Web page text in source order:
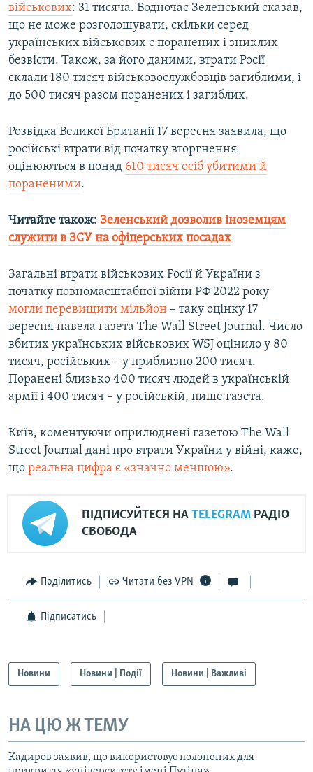
військових: 31 тисяча. Водночас Зеленський сказав,
що не може розголошувати, скільки серед
українських військових є поранених і зниклих
безвісти. Також, за його даними, втрати Росії
склали 180 тисяч військовослужбовців загиблими, і
до 500 тисяч разом поранених і загиблих.
Розвідка Великої Британії 17 вересня заявила, що
російські втрати від початку вторгнення
оцінюються в понад 610 тисяч осіб убитими й
пораненими.
Читайте також: Зеленський дозволив іноземцям
служити в ЗСУ на офіцерських посадах
Загальні втрати військових Росії й України з
початку повномасштабної війни РФ 2022 року
могли перевищити мільйон – таку оцінку 17
вересня навела газета The Wall Street Journal. Число
вбитих українських військових WSJ оцінило у 80
тисяч, російських – у приблизно 200 тисяч.
Поранені близько 400 тисяч людей в українській
армії і 400 тисяч – у російській, пише газета.
Київ, коментуючи оприлюднені газетою The Wall
Street Journal дані про втрати України у війні, каже,
що реальна цифра є «значно меншою».
ПІДПИСУЙТЕСЯ НА TELEGRAM РАДІО
СВОБОДА
Поділитись Читати без VPN
Підписатись
Новини Новини | Події Новини | Важливі
НА ЦЮ Ж ТЕМУ
Кадиров заявив, що використовує полонених для